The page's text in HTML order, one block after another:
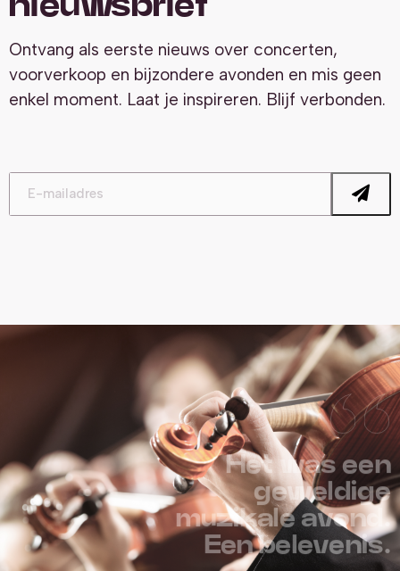
Ontvang als eerste nieuws over concerten,
voorverkoop en bijzondere avonden en mis geen
enkel moment. Laat je inspireren. Blijf verbonden.
Het was een
geweldige
muzikale avond.
Een belevenis.